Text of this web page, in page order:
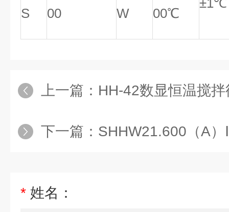
S
00
W
00℃
±1℃
上一篇： HH-42数显恒温搅
下一篇： SHHW21.600（A
* 姓名：